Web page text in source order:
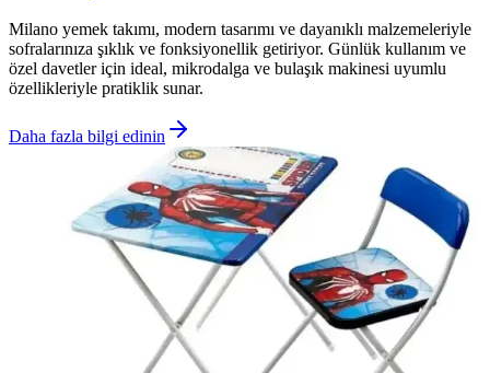
Milano yemek takımı, modern tasarımı ve dayanıklı malzemeleriyle
sofralarınıza şıklık ve fonksiyonellik getiriyor. Günlük kullanım ve
özel davetler için ideal, mikrodalga ve bulaşık makinesi uyumlu
özellikleriyle pratiklik sunar.
Daha fazla bilgi edinin